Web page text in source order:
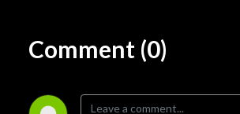
Comment (0)